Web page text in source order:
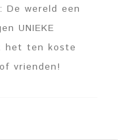
De wereld een
UNIEKE
het ten koste
vrienden!